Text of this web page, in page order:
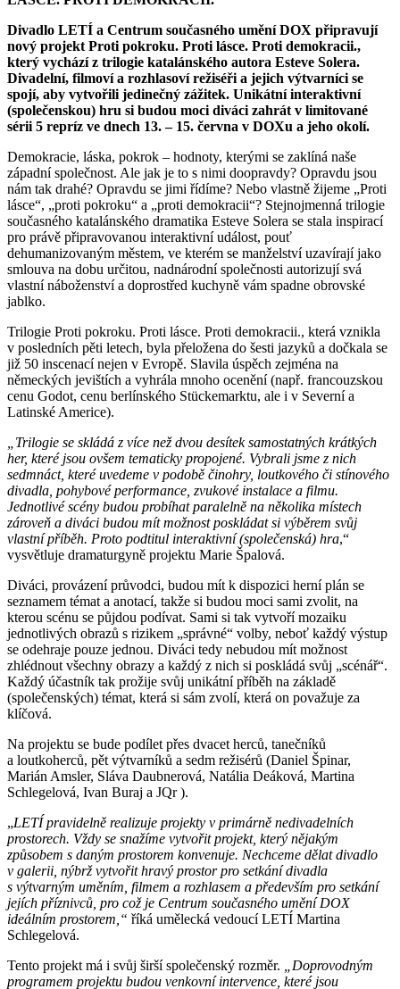
Divadlo LETÍ a Centrum současného umění DOX připravují
nový projekt Proti pokroku. Proti lásce. Proti demokracii.,
který vychází z trilogie katalánského autora Esteve Solera.
Divadelní, filmoví a rozhlasoví režiséři a jejich výtvarníci se
spojí, aby vytvořili jedinečný zážitek. Unikátní interaktivní
(společenskou) hru si budou moci diváci zahrát v limitované
sérii 5 repríz ve dnech 13. – 15. června v DOXu a jeho okolí.
Demokracie, láska, pokrok – hodnoty, kterými se zaklíná naše
západní společnost. Ale jak je to s nimi doopravdy? Opravdu jsou
nám tak drahé? Opravdu se jimi řídíme? Nebo vlastně žijeme „Proti
lásce“, „proti pokroku“ a „proti demokracii“? Stejnojmenná trilogie
současného katalánského dramatika Esteve Solera se stala inspirací
pro právě připravovanou interaktivní událost, pouť
dehumanizovaným městem, ve kterém se manželství uzavírají jako
smlouva na dobu určitou, nadnárodní společnosti autorizují svá
vlastní náboženství a doprostřed kuchyně vám spadne obrovské
jablko.
Trilogie Proti pokroku. Proti lásce. Proti demokracii., která vznikla
v posledních pěti letech, byla přeložena do šesti jazyků a dočkala se
již 50 inscenací nejen v Evropě. Slavila úspěch zejména na
německých jevištích a vyhrála mnoho ocenění (např. francouzskou
cenu Godot, cenu berlínského Stückemarktu, ale i v Severní a
Latinské Americe).
„Trilogie se skládá z více než dvou desítek samostatných krátkých
her, které jsou ovšem tematicky propojené. Vybrali jsme z nich
sedmnáct, které uvedeme v podobě činohry, loutkového či stínového
divadla, pohybové performance, zvukové instalace a filmu.
Jednotlivé scény budou probíhat paralelně na několika místech
zároveň a diváci budou mít možnost poskládat si výběrem svůj
vlastní příběh. Proto podtitul interaktivní (společenská) hra,“
vysvětluje dramaturgyně projektu Marie Špalová.
Diváci, provázení průvodci, budou mít k dispozici herní plán se
seznamem témat a anotací, takže si budou moci sami zvolit, na
kterou scénu se půjdou podívat. Sami si tak vytvoří mozaiku
jednotlivých obrazů s rizikem „správné“ volby, neboť každý výstup
se odehraje pouze jednou. Diváci tedy nebudou mít možnost
zhlédnout všechny obrazy a každý z nich si poskládá svůj „scénář“.
Každý účastník tak prožije svůj unikátní příběh na základě
(společenských) témat, která si sám zvolí, která on považuje za
klíčová.
Na projektu se bude podílet přes dvacet herců, tanečníků
a loutkoherců, pět výtvarníků a sedm režisérů (Daniel Špinar,
Marián Amsler, Sláva Daubnerová, Natália Deáková, Martina
Schlegelová, Ivan Buraj a JQr ).
„LETÍ pravidelně realizuje projekty v primárně nedivadelních
prostorech. Vždy se snažíme vytvořit projekt, který nějakým
způsobem s daným prostorem konvenuje. Nechceme dělat divadlo
v galerii, nýbrž vytvořit hravý prostor pro setkání divadla
s výtvarným uměním, filmem a rozhlasem a především pro setkání
jejích příznivců, pro což je Centrum současného umění DOX
ideálním prostorem,“ říká umělecká vedoucí LETÍ Martina
Schlegelová.
Tento projekt má i svůj širší společenský rozměr. „Doprovodným
programem projektu budou venkovní intervence, které jsou